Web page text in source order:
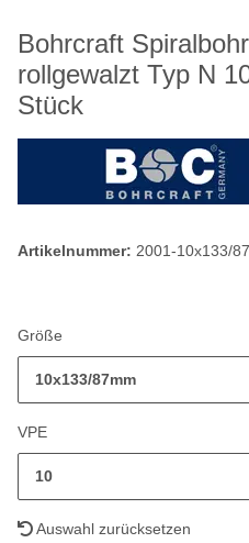
Bohrcraft
rollgewalzt Typ N
Stück
Artikelnummer: 2001-10x133/
Größe
10x133/87mm
VPE
10
Auswahl zurücksetzen